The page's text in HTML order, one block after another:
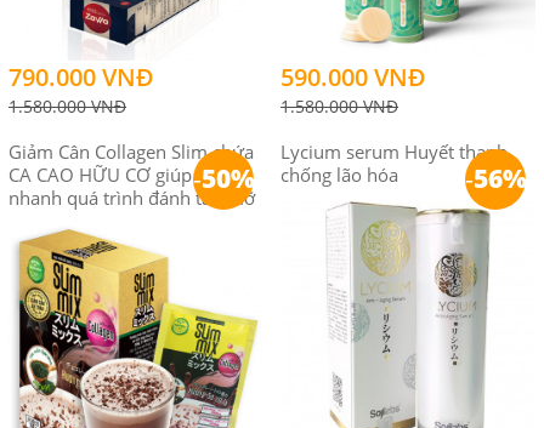
790.000 VNĐ
1.580.000 VNĐ
590.000 VNĐ
1.580.000 VNĐ
Giảm Cân Collagen Slim chứa
CA CAO HỮU CƠ giúp đẩy
nhanh quá trình đánh tan mỡ
-50%
Lycium serum Huyết thanh
chống lão hóa
-56%